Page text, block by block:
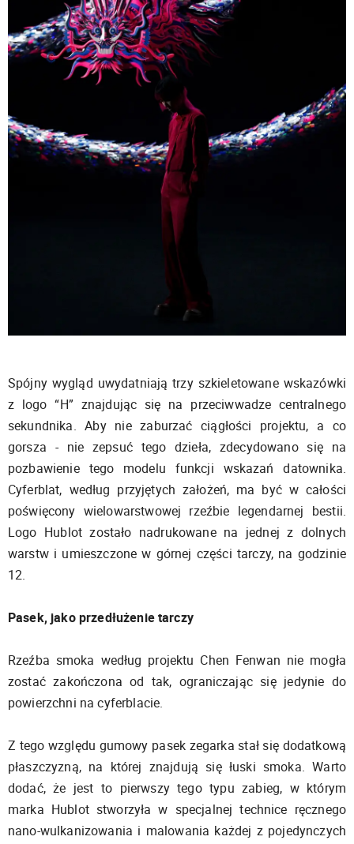
Spójny wygląd uwydatniają trzy szkieletowane wskazówki
z logo “H” znajdując się na przeciwwadze centralnego
sekundnika. Aby nie zaburzać ciągłości projektu, a co
gorsza - nie zepsuć tego dzieła, zdecydowano się na
pozbawienie tego modelu funkcji wskazań datownika.
Cyferblat, według przyjętych założeń, ma być w całości
poświęcony wielowarstwowej rzeźbie legendarnej bestii.
Logo Hublot zostało nadrukowane na jednej z dolnych
warstw i umieszczone w górnej części tarczy, na godzinie
12.
Pasek, jako przedłużenie tarczy
Rzeźba smoka według projektu Chen Fenwan nie mogła
zostać zakończona od tak, ograniczając się jedynie do
powierzchni na cyferblacie.
Z tego względu gumowy pasek zegarka stał się dodatkową
płaszczyzną, na której znajdują się łuski smoka. Warto
dodać, że jest to pierwszy tego typu zabieg, w którym
marka Hublot stworzyła w specjalnej technice ręcznego
nano-wulkanizowania i malowania każdej z pojedynczych